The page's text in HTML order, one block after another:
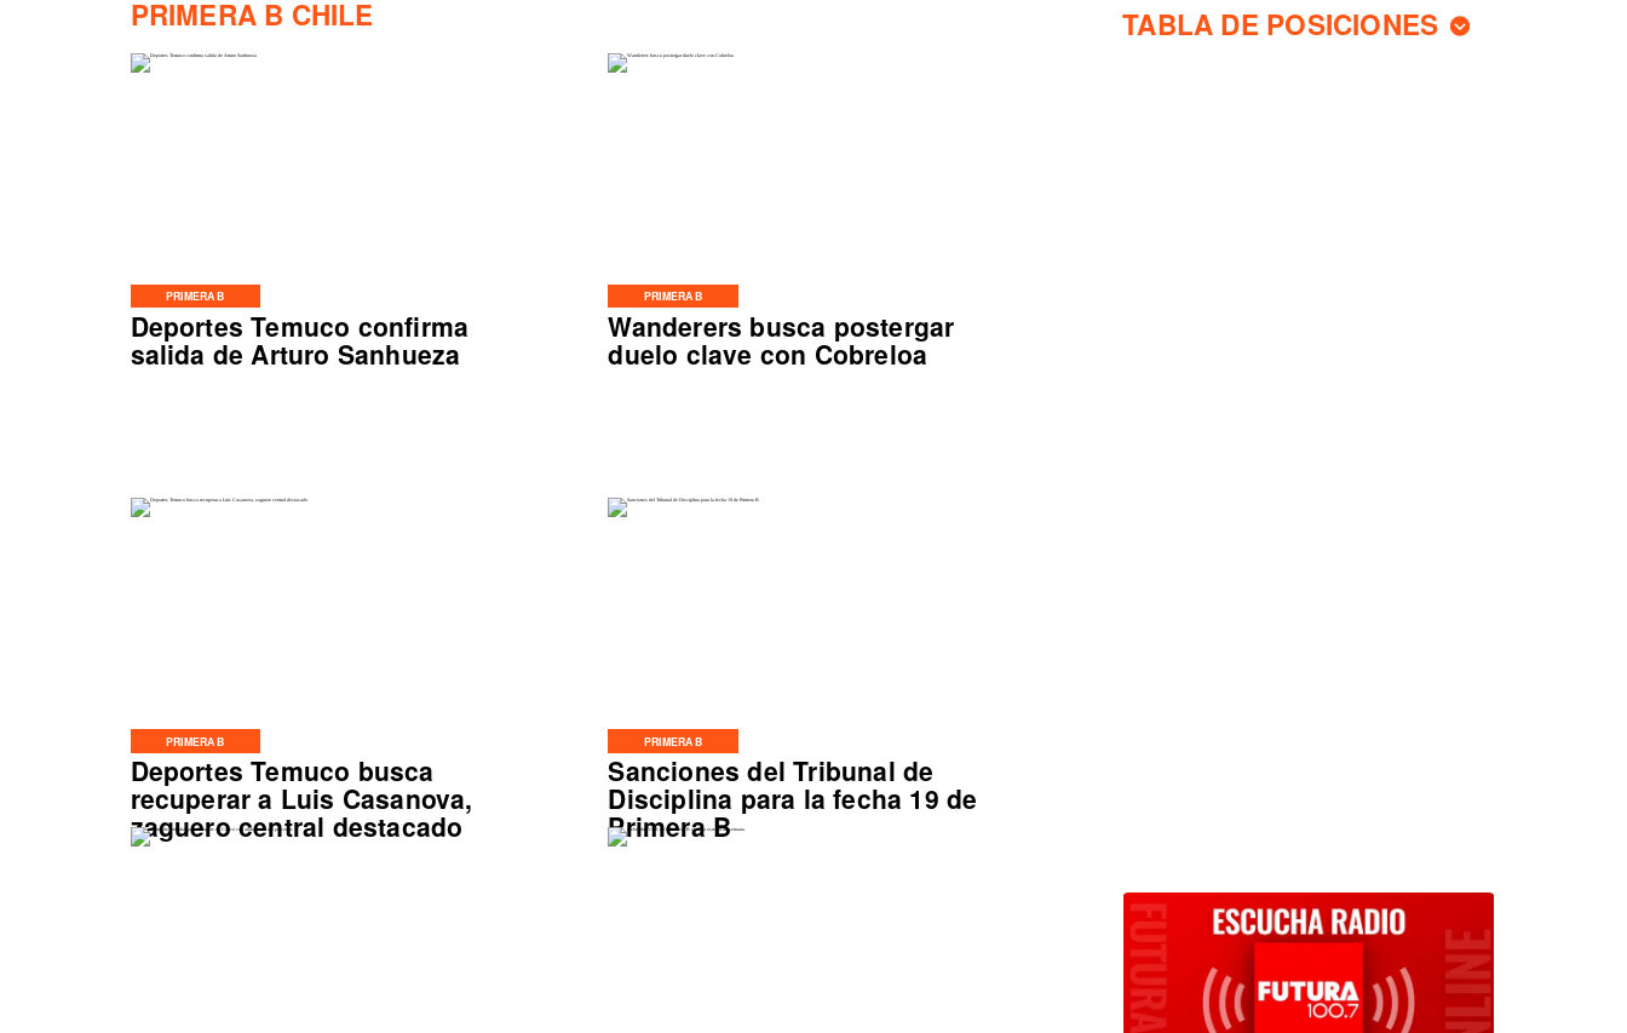
PRIMERA B
Deportes Temuco confirma
salida de Arturo Sanhueza
PRIMERA B
Wanderers busca postergar
duelo clave con Cobreloa
PRIMERA B
Deportes Temuco busca
recuperar a Luis Casanova,
zaguero central destacado
PRIMERA B
Sanciones del Tribunal de
Disciplina para la fecha 19 de
Primera B
PRIMERA B CHILE TABLA DE POSICIONES